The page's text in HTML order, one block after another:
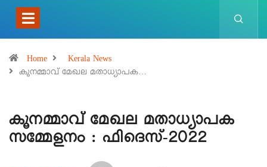
Home
Kerala News
കൂനമ്മാവ് മേഖല മതാധ്യാപക…
കൂനമ്മാവ് മേഖല മതാധ്യാപക
സമ്മേളനം : ഫിദെസ്-2022